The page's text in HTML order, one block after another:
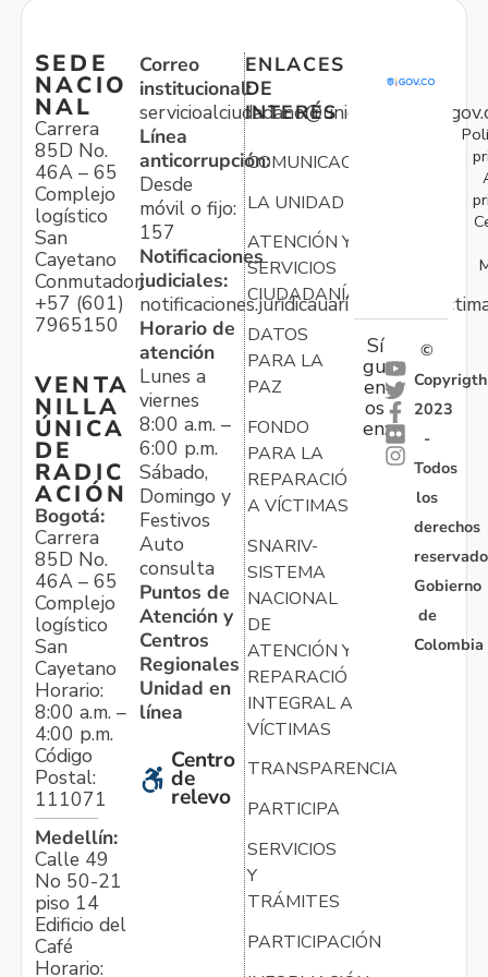
SEDE
NACIO
NAL
Carrera
85D No.
46A – 65
Complejo
logístico
San
Cayetano
Conmutador:
+57 (601)
7965150
VENTA
NILLA
ÚNICA
DE
RADIC
ACIÓN
Bogotá:
Carrera
85D No.
46A – 65
Complejo
logístico
San
Cayetano
Horario:
8:00 a.m. –
4:00 p.m.
Código
Postal:
111071
Medellín:
Calle 49
No 50-21
piso 14
Edificio del
Café
Horario:
Correo
institucional:
Línea
anticorrupción:
Desde
móvil o fijo:
157
Notificaciones
judiciales:
Horario de
atención
Lunes a
viernes
8:00 a.m. –
6:00 p.m.
Sábado,
Domingo y
Festivos
Auto
consulta
Puntos de
Atención y
Centros
Regionales
Unidad en
línea
Centro
de
relevo
ENLACES
DE
INTERÉS
COMUNICACIONES
LA UNIDAD
ATENCIÓN Y
SERVICIOS
CIUDADANÍA
DATOS
PARA LA
PAZ
FONDO
PARA LA
REPARACIÓN
A VÍCTIMAS
SNARIV-
SISTEMA
NACIONAL
DE
ATENCIÓN Y
REPARACIÓN
INTEGRAL A
VÍCTIMAS
TRANSPARENCIA
PARTICIPA
SERVICIOS
Y
TRÁMITES
PARTICIPACIÓN
Sí
gu
en
os
en:
©
Copyrigth
2023
-
Todos
los
derechos
Gobierno
de
Colombia